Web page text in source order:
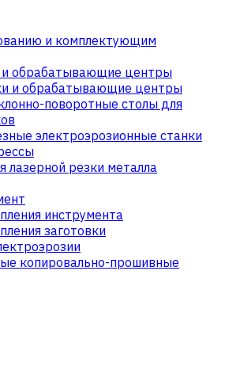
и комплектующим
и обрабатывающие центры
и обрабатывающие центры
поворотные столы для
электроэрозионные станки
лазерной резки металла
инструмента
заготовки
копировально-прошивные